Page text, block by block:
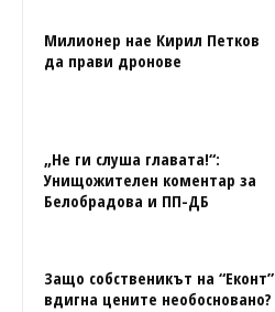
Милионер нае Кирил Петков
да прави дронове
„Не ги слуша главата!“:
Унищожителен коментар за
Белобрадова и ПП-ДБ
Защо собственикът на “Еконт”
вдигна цените необосновано?